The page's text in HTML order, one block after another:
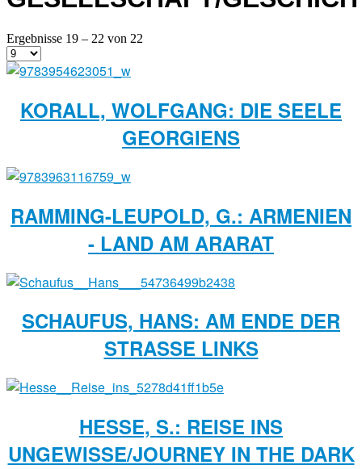
Ergebnisse 19 – 22 von 22
KORALL, WOLFGANG: DIE SEELE
GEORGIENS
RAMMING-LEUPOLD, G.: ARMENIEN
- LAND AM ARARAT
SCHAUFUS, HANS: AM ENDE DER
STRASSE LINKS
HESSE, S.: REISE INS
UNGEWISSE/JOURNEY IN THE DARK